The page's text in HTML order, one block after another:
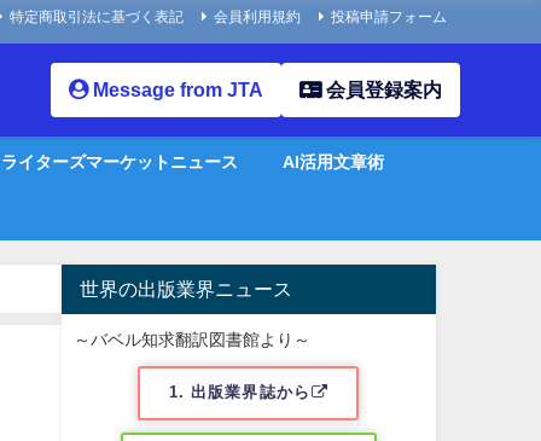
特定商取引法に基づく表記 会員利用規約 投稿申請フォーム
Message from JTA 会員登録案内
ライターズマーケットニュース AI活用文章術
世界の出版業界ニュース
～バベル知求翻訳図書館より～
1. 出版業界誌から